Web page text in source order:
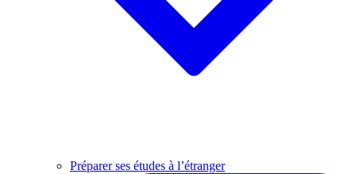
Préparer ses études à l’étranger